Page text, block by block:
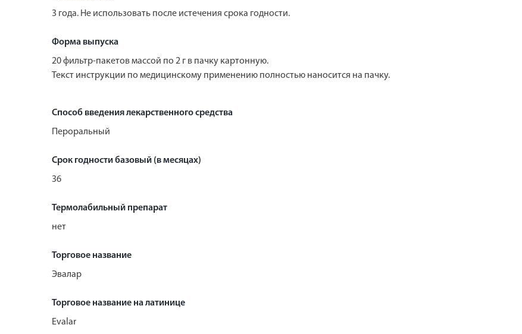
3 года. Не использовать после истечения срока годности.
Форма выпуска
20 фильтр-пакетов массой по 2 г в пачку картонную.
Текст инструкции по медицинскому применению полностью наносится на пачку.
Способ введения лекарственного средства
Пероральный
Срок годности базовый (в месяцах)
36
Термолабильный препарат
нет
Торговое название
Эвалар
Торговое название на латинице
Evalar